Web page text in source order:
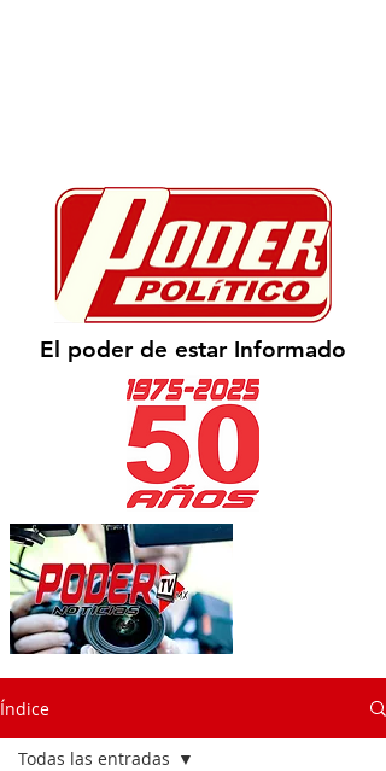
El poder de estar Informado
Índice
Todas las entradas